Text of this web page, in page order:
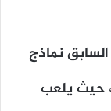
نماذج
حيث يلعب